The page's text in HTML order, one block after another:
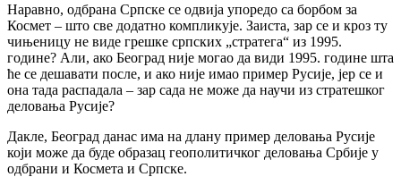
Наравно, одбрана Српске се одвија упоредо са борбом за
Космет – што све додатно компликује. Заиста, зар се и кроз ту
чињеницу не виде грешке српских „стратега“ из 1995.
године? Али, ако Београд није могао да види 1995. године шта
ће се дешавати после, и ако није имао пример Русије, јер се и
она тада распадала – зар сада не може да научи из стратешког
деловања Русије?
Дакле, Београд данас има на длану пример деловања Русије
који може да буде образац геополитичког деловања Србије у
одбрани и Космета и Српске.